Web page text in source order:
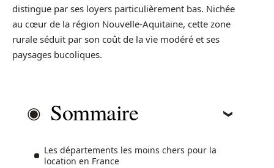
distingue par ses loyers particulièrement bas. Nichée
au cœur de la région Nouvelle-Aquitaine, cette zone
rurale séduit par son coût de la vie modéré et ses
paysages bucoliques.
Sommaire
Les départements les moins chers pour la
location en France